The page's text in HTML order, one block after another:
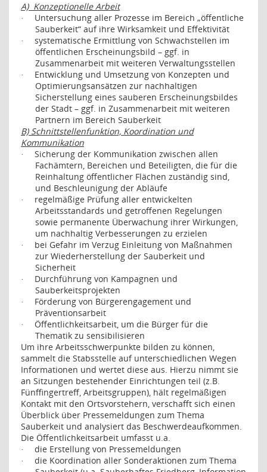
A) Konzeptionelle Arbeit
·
Untersuchung aller Prozesse im Bereich „öffentliche
Sauberkeit“ auf ihre Wirksamkeit und Effektivität
·
systematische Ermittlung von Schwachstellen im
öffentlichen Erscheinungsbild – ggf. in
Zusammenarbeit mit weiteren Verwaltungsstellen
·
Entwicklung und Umsetzung von Konzepten und
Optimierungsansätzen zur nachhaltigen
Sicherstellung eines sauberen Erscheinungsbildes
der Stadt – ggf. in Zusammenarbeit mit weiteren
Partnern im Bereich Sauberkeit
B) Schnittstellenfunktion, Koordination und
Kommunikation
·
Sicherung der Kommunikation zwischen allen
Fachämtern, Bereichen und Beteiligten, die für die
Reinhaltung öffentlicher Flächen zuständig sind,
und Beschleunigung der Abläufe
·
regelmäßige Prüfung aller entwickelten
Arbeitsstandards und getroffenen Regelungen
sowie permanente Überwachung ihrer Wirkungen,
um nachhaltig Verbesserungen zu erzielen
·
bei Gefahr im Verzug Einleitung von Maßnahmen
zur Wiederherstellung der Sauberkeit und
Sicherheit
·
Durchführung von Kampagnen und
Sauberkeitsprojekten
·
Förderung von Bürgerengagement und
Präventionsarbeit
·
Öffentlichkeitsarbeit, um die Bürger für die
Thematik zu sensibilisieren
Um ihre Arbeitsschwerpunkte bilden zu können,
sammelt die Stabsstelle auf unterschiedlichen Wegen
Informationen und wertet diese aus. Hierzu nimmt sie
an Sitzungen bestehender Einrichtungen teil (z.B.
Fünffingertreff, Arbeitsgruppen), hält regelmäßigen
Kontakt mit den Ortsvorstehern, verschafft sich einen
Überblick über Pressemeldungen zum Thema
Sauberkeit und analysiert das Beschwerdeaufkommen.
Die Öffentlichkeitsarbeit umfasst u.a.
· die Erstellung von Pressemeldungen
·
die Koordination aller Sonderaktionen zum Thema